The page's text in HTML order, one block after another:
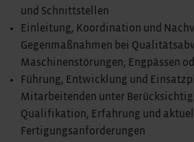
und Schnittstellen
Einleitung, Koordination und
Gegenmaßnahmen bei
Maschinenstörungen, Engpässen
Führung, Entwicklung und
Mitarbeitenden unter
Qualifikation, Erfahrung und
Fertigungsanforderungen